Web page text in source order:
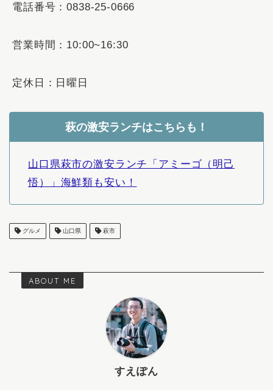
電話番号：0838-25-0666
営業時間：10:00~16:30
定休日：日曜日
萩の激安ランチはこちらも！
山口県萩市の激安ランチ「アミーゴ（明己
悟）」海鮮類も安い！
グルメ 山口県 萩市
ABOUT ME
すえぽん